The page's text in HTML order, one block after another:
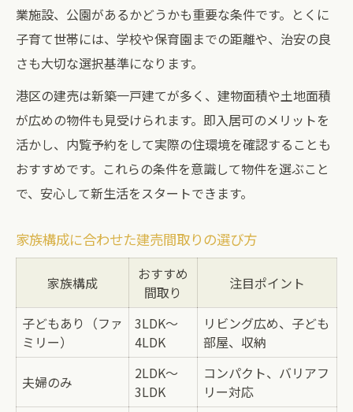
業施設、公園があるかどうかも重要な条件です。とくに
子育て世帯には、学校や保育園までの距離や、治安の良
さも大切な選択基準になります。
港区の建売は新築一戸建てが多く、建物面積や土地面積
が広めの物件も見受けられます。即入居可のメリットを
活かし、内覧予約をして実際の住環境を確認することも
おすすめです。これらの条件を意識して物件を選ぶこと
で、安心して新生活をスタートできます。
家族構成に合わせた建売間取りの選び方
家族構成
おすすめ
間取り
注目ポイント
子どもあり（ファ
ミリー）
3LDK～
4LDK
リビング広め、子ども
部屋、収納
夫婦のみ
2LDK～
3LDK
コンパクト、バリアフ
リー対応